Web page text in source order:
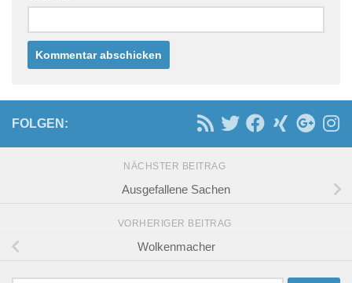
FOLGEN:
NÄCHSTER BEITRAG
Ausgefallene Sachen
VORHERIGER BEITRAG
Wolkenmacher